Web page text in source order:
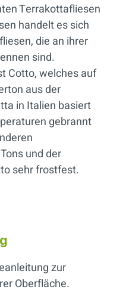
Terrakottafliesen
handelt es sich
die an ihrer
sind.
Cotto, welches auf
aus der
in Italien basiert
gebrannt
und der
sehr frostfest.
zur
Oberfläche.